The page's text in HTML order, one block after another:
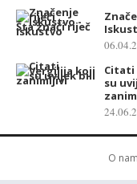
Citati
su
O